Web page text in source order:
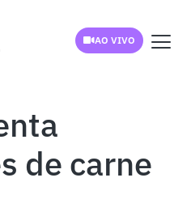
AO VIVO
de carne